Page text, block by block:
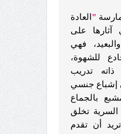
" العادة
على
فهي
للشهوة،
تدريب
إشباع جنسي
بالجماع
السرية تخلق
أن تقدم